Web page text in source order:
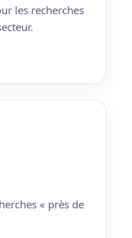
les recherches
« près de